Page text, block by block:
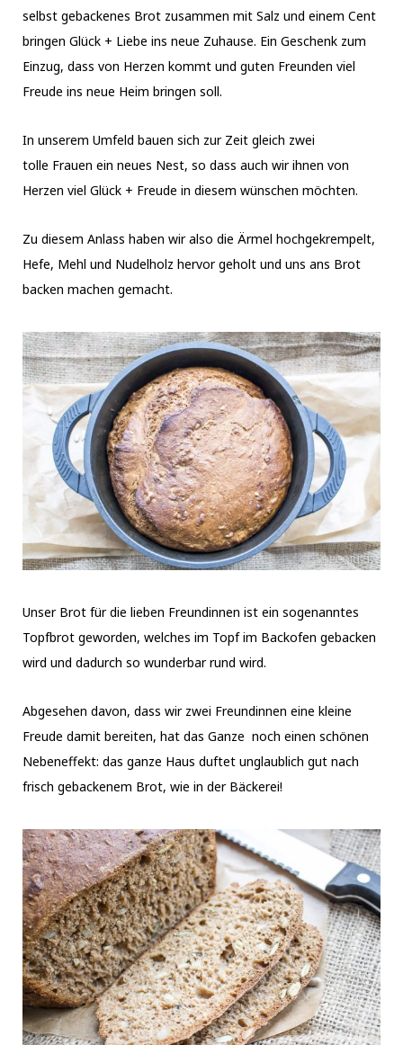
selbst gebackenes Brot zusammen mit Salz und einem Cent
bringen Glück + Liebe ins neue Zuhause. Ein Geschenk zum
Einzug, dass von Herzen kommt und guten Freunden viel
Freude ins neue Heim bringen soll.
In unserem Umfeld bauen sich zur Zeit gleich zwei
tolle Frauen ein neues Nest, so dass auch wir ihnen von
Herzen viel Glück + Freude in diesem wünschen möchten.
Zu diesem Anlass haben wir also die Ärmel hochgekrempelt,
Hefe, Mehl und Nudelholz hervor geholt und uns ans Brot
backen machen gemacht.
Unser Brot für die lieben Freundinnen ist ein sogenanntes
Topfbrot geworden, welches im Topf im Backofen gebacken
wird und dadurch so wunderbar rund wird.
Abgesehen davon, dass wir zwei Freundinnen eine kleine
Freude damit bereiten, hat das Ganze noch einen schönen
Nebeneffekt: das ganze Haus duftet unglaublich gut nach
frisch gebackenem Brot, wie in der Bäckerei!